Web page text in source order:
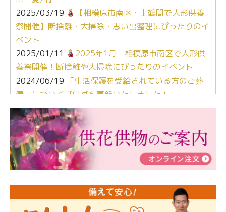
2025/03/19
【相模原市南区・上鶴間で人形供養
祭開催】断捨離・大掃除・思い出整理にぴったりのイ
ベント
2025/01/11
2025年1月 相模原市南区で人形供
養祭開催！断捨離や大掃除にぴったりのイベント
2024/06/19 「生活保護を受給されている方のご葬
儀」についてブログを更新いたしました！
2024/03/06【終活なるほど教室】「マンガで学
ぶ！はじめてのお葬式」小さな家族葬ハウス®町田成
瀬 ご参加ありがとうございました！
2024/01/19令和6年能登半島地震災害の寄付のご報
告
人形供養 寄付のご報告
2023/12/16終活なるほど教室＠小さな家族葬ハウ